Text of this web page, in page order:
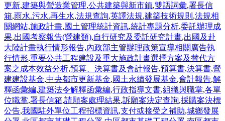
更新,建築與營造業管理,公共建築與新市鎮,雙語詞彙,署長信
箱,雨水.污水.再生水,法規查詢,英譯法規,建築技術規則 ,法規相
關網站,施政計畫,國土管理統計資訊,統計專題分析,委託辦理成
果,出國考察報告(營建類),自行研究及委託研究計畫,出國及赴
大陸計畫執行情形報告,內政部主管辦理政策宣導相關廣告執
行情形,重要公共工程建設及重大施政計畫選擇方案及替代方
案之成本效益分析,預算、決算書及會計報告,預算書,決算書,營
建建設基金,中央都市更新基金,國土永續發展基金,會計報告,解
釋函彙編,建築法令解釋函彙編,行政指導文書,組織與職掌,各單
位職掌,署長信箱,請願案處理結果,訴願案決定查詢,採購案決標
公告,我國駐外單位工程招標資訊,支付或接受之補助,城鄉發展